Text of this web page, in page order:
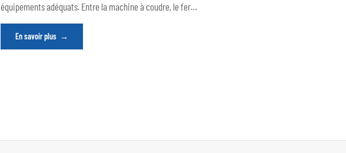
équipements adéquats. Entre la machine à coudre, le fer…
En savoir plus